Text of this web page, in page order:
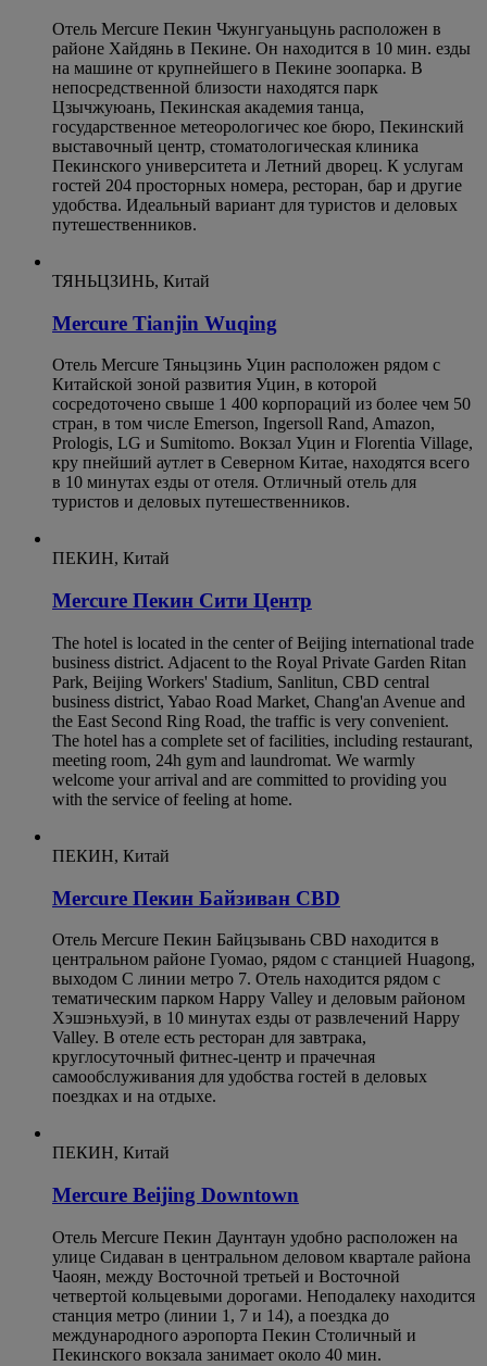
Отель Mercure Пекин Чжунгуаньцунь расположен в
районе Хайдянь в Пекине. Он находится в 10 мин. езды
на машине от крупнейшего в Пекине зоопарка. В
непосредственной близости находятся парк
Цзычжуюань, Пекинская академия танца,
государственное метеорологичес кое бюро, Пекинский
выставочный центр, стоматологическая клиника
Пекинского университета и Летний дворец. К услугам
гостей 204 просторных номера, ресторан, бар и другие
удобства. Идеальный вариант для туристов и деловых
путешественников.
ТЯНЬЦЗИНЬ, Китай
Mercure Tianjin Wuqing
Отель Mercure Тяньцзинь Уцин расположен рядом с
Китайской зоной развития Уцин, в которой
сосредоточено свыше 1 400 корпораций из более чем 50
стран, в том числе Emerson, Ingersoll Rand, Amazon,
Prologis, LG и Sumitomo. Вокзал Уцин и Florentia Village,
кру пнейший аутлет в Северном Китае, находятся всего
в 10 минутах езды от отеля. Отличный отель для
туристов и деловых путешественников.
ПЕКИН, Китай
Mercure Пекин Сити Центр
The hotel is located in the center of Beijing international trade
business district. Adjacent to the Royal Private Garden Ritan
Park, Beijing Workers' Stadium, Sanlitun, CBD central
business district, Yabao Road Market, Chang'an Avenue and
the East Second Ring Road, the traffic is very convenient.
The hotel has a complete set of facilities, including restaurant,
meeting room, 24h gym and laundromat. We warmly
welcome your arrival and are committed to providing you
with the service of feeling at home.
ПЕКИН, Китай
Mercure Пекин Байзиван CBD
Отель Mercure Пекин Байцзывань CBD находится в
центральном районе Гуомао, рядом с станцией Huagong,
выходом C линии метро 7. Отель находится рядом с
тематическим парком Happy Valley и деловым районом
Хэшэньхуэй, в 10 минутах езды от развлечений Happy
Valley. В отеле есть ресторан для завтрака,
круглосуточный фитнес-центр и прачечная
самообслуживания для удобства гостей в деловых
поездках и на отдыхе.
ПЕКИН, Китай
Mercure Beijing Downtown
Отель Mercure Пекин Даунтаун удобно расположен на
улице Сидаван в центральном деловом квартале района
Чаоян, между Восточной третьей и Восточной
четвертой кольцевыми дорогами. Неподалеку находится
станция метро (линии 1, 7 и 14), а поездка до
международного аэропорта Пекин Столичный и
Пекинского вокзала занимает около 40 мин.